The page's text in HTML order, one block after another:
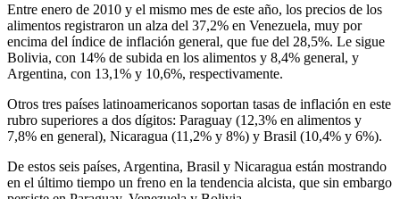
Entre enero de 2010 y el mismo mes de este año, los precios de los
alimentos registraron un alza del 37,2% en Venezuela, muy por
encima del índice de inflación general, que fue del 28,5%. Le sigue
Bolivia, con 14% de subida en los alimentos y 8,4% general, y
Argentina, con 13,1% y 10,6%, respectivamente.
Otros tres países latinoamericanos soportan tasas de inflación en este
rubro superiores a dos dígitos: Paraguay (12,3% en alimentos y
7,8% en general), Nicaragua (11,2% y 8%) y Brasil (10,4% y 6%).
De estos seis países, Argentina, Brasil y Nicaragua están mostrando
en el último tiempo un freno en la tendencia alcista, que sin embargo